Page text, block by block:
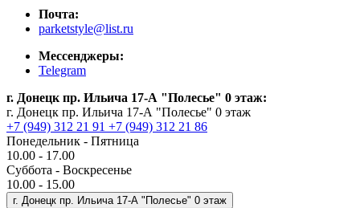
Почта:
parketstyle@list.ru
Мессенджеры:
Telegram
г. Донецк пр. Ильича 17-А "Полесье" 0 этаж:
г. Донецк пр. Ильича 17-А "Полесье" 0 этаж
+7 (949) 312 21 91 +7 (949) 312 21 86
Понедельник - Пятница
10.00 - 17.00
Суббота - Воскресенье
10.00 - 15.00
г. Донецк пр. Ильича 17-А "Полесье" 0 этаж